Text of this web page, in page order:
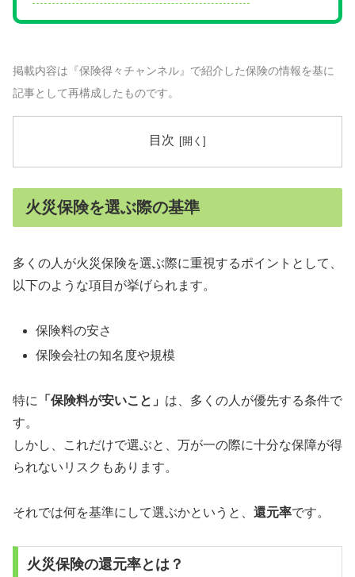
掲載内容は『保険得々チャンネル』で紹介した保険の情報を基に
記事として再構成したものです。
目次
火災保険を選ぶ際の基準
多くの人が火災保険を選ぶ際に重視するポイントとして、
以下のような項目が挙げられます。
保険料の安さ
保険会社の知名度や規模
特に 「保険料が安いこと」 は、多くの人が優先する条件で
す。
しかし、これだけで選ぶと、万が一の際に十分な保障が得
られないリスクもあります。
それでは何を基準にして選ぶかというと、 還元率です。
火災保険の還元率とは？